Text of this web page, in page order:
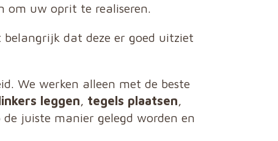
om uw oprit te realiseren.
dat deze er goed uitziet
We werken alleen met de beste
leggen, tegels plaatsen,
juiste manier gelegd worden en